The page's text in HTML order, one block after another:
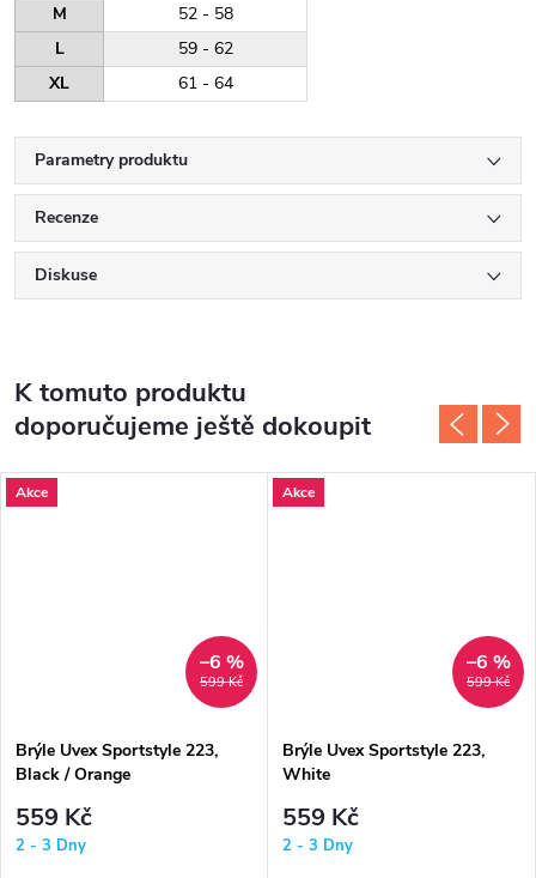
M
52 - 58
L
59 - 62
XL
61 - 64
Parametry produktu
Recenze
Diskuse
K tomuto produktu
doporučujeme ještě dokoupit
Akce
599 Kč
–6 %
Brýle Uvex Sportstyle 223,
Black / Orange
559 Kč
2 - 3 Dny
Akce
599 Kč
–6 %
Brýle Uvex Sportstyle 223,
White
559 Kč
2 - 3 Dny